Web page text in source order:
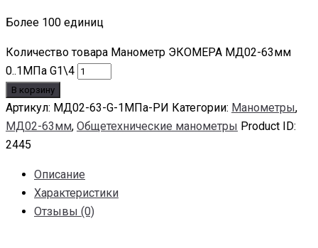
Более 100 единиц
Количество товара Манометр ЭКОМЕРА МД02-63мм
0..1МПа G1\4
В корзину
Артикул: МД02-63-G-1МПа-РИ Категории: Манометры,
МД02-63мм, Общетехнические манометры Product ID:
2445
Описание
Характеристики
Отзывы (0)